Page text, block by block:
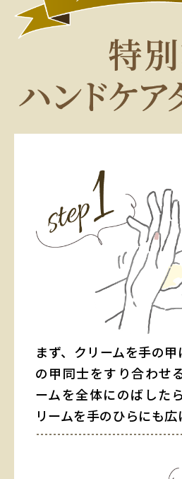
まず、クリームを手の
の甲同士をすり合わせ
ームを全体にのばした
リームを手のひらにも広